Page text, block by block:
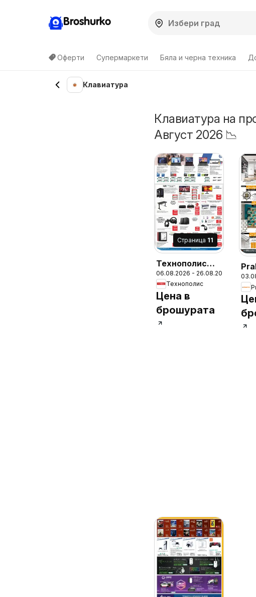
Broshurko
Оферти Супермаркети Бяла и черна техника
Клавиатура
Клавиатура на
Август 2026 📉
Cтраница 11
Технополис
брошура
06.08.2026 - 26.08.2026
Технополис
Цена в
брошурата